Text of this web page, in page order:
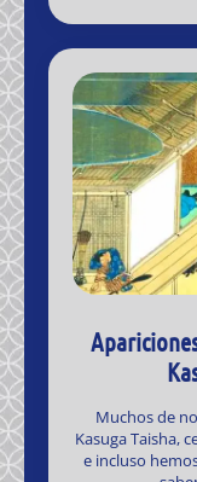
Muchos de
Kasuga Taisha,
e incluso